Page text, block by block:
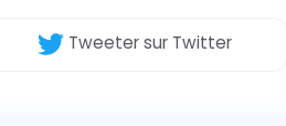
Tweetersur Twitter